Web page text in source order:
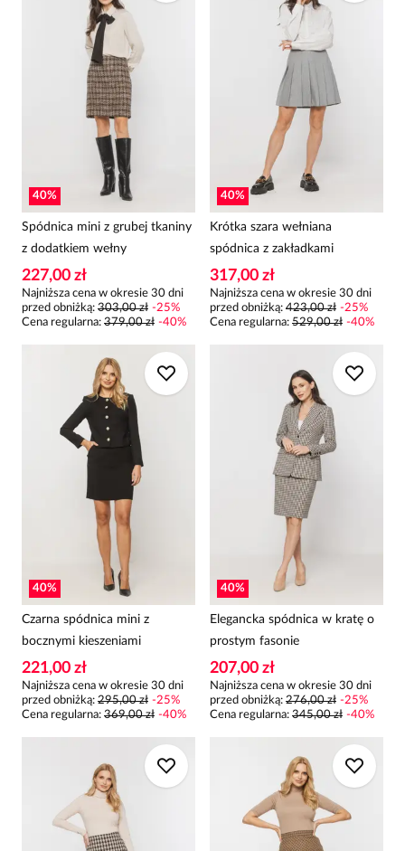
40%
Spódnica mini z grubej tkaniny
z dodatkiem wełny
227,00 zł
Najniższa cena w okresie 30 dni
przed obniżką: 303,00 zł -25%
Cena regularna: 379,00 zł -40%
40%
Krótka szara wełniana
spódnica z zakładkami
317,00 zł
Najniższa cena w okresie 30 dni
przed obniżką: 423,00 zł -25%
Cena regularna: 529,00 zł -40%
40%
Czarna spódnica mini z
bocznymi kieszeniami
221,00 zł
Najniższa cena w okresie 30 dni
przed obniżką: 295,00 zł -25%
Cena regularna: 369,00 zł -40%
40%
Elegancka spódnica w kratę o
prostym fasonie
207,00 zł
Najniższa cena w okresie 30 dni
przed obniżką: 276,00 zł -25%
Cena regularna: 345,00 zł -40%